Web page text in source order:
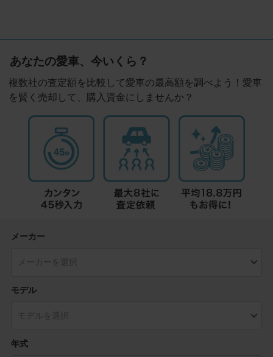
あなたの愛車、今いくら？
複数社の査定額を比較して愛車の最高額を調べよう！愛車
を賢く売却して、購入資金にしませんか？
メーカー
モデル
年式